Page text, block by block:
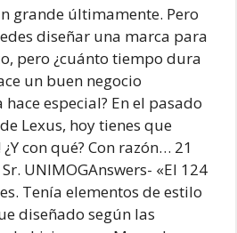
grande últimamente. Pero
diseñar una marca para
pero ¿cuánto tiempo dura
un buen negocio
especial? En el pasado
Lexus, hoy tienes que
con qué? Con razón… 21
UNIMOGAnswers- «El 124
Tenía elementos de estilo
diseñado según las